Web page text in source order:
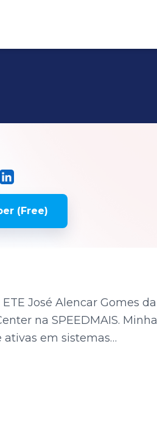
(Free)
José Alencar Gomes da
na SPEEDMAIS. Minha
ativas em sistemas
e outros. Tenho
função
otimizar processos e